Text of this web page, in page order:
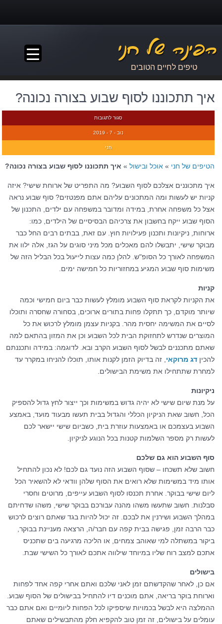
טיפים לחיים הטובים
איך תתכוננו לסוף שבוע בצורה נכונה?
סגור לתגובות
נוב - 7 - 2019
חני
הטיפים של חני » אוכל ובישול » איך תתכוננו לסוף שבוע בצורה נכונה?
איך מתכוננים אצלכם לסוף השבוע? מה התפריט של ארוחת שישי? איזה
קניות יש לעשות ומה המתכונים עליהם אתם מפנטזים? סוף שבוע נראה
אצל כל משפחה אחרת, במידה ומדובר במשפחה עם ילדים, התכנון של
הסוף שבוע ייקח בחשבון את צרכיהם הבסיסיים של הילדים, כמו:
ארוחות, ניקיונות ותכנון פעילויות חוץ. עם זאת, בבתים רבים החל כבר
מבוקר שישי, יתבשלו להם מאכלים מכל מיני סוגים על הגז, אלה ילוו את
המשפחה לאורך כל הסופ"ש. להלן כמה עצות לייעול בכל הבליל הזה של
משימות סוף שבוע המגיע במחזוריות כל חמישה ימים.
קניות
את הקניות לקראת סוף השבוע מומלץ לעשות כבר ביום חמישי וכמה
שיותר מוקדם, כך תתקלו פחות בתורים ארוכים, בסחורה שחסרה ותוכלו
לסיים את המשימה יחסית מהר. בקניות עצמן מומלץ לרכוש את כל
המוצרים שנדרש לתחזוקת הבית לכל השבוע וכן את המזון בהתאם למה
שאתם מתכננים לבשל לסוף השבוע הקרב ובא. לדוגמה: במידה ותכננתם
להכין דג מרוקאי , זה בדיוק הזמן לקנות אותו, תוכלו להניחו במקרר עד
למחרת שתתחילו את משימת הבישולים.
ניקיונות
על מנת שיום שישי לא יהיה גדוש במשימות וכך ייצור לחץ גדול להספיק
הכל, חשוב שאת הניקיון הכללי והגדול בבית תעשו מבעוד מועד, באמצע
השבוע בעצמכם או באמצעות עוזרת בית, כשביום שישי יישאר לכם
לעשות רק מספר השלמות קטנות בכל הנוגע לניקיון.
סוף השבוע הוא גם שלכם
חשוב שלא תשכחו – שסוף השבוע הזה נועד גם לכם! לא נכון להתחיל
אותו מיד במשימות שלא רואים את הסוף שלהן וודאי לא להשאיר הכל
ליום שישי בבוקר. אחרת תכנסו לסוף השבוע עייפים, מרוטים וחסרי
סבלנות. חשוב שתעשו משהו מהנה עבורכם בבוקר שישי, משהו שדחיתם
במהלך השבוע ושירנין את לבכם. זה יכול להיות בגד שאתם רוצים לרכוש
כבר הרבה זמן, פגישה בבית קפה עם חבר/ה, הרצאה מעניינת בבוקר,
ביקור במשתלה למי שאוהב צמחים, או הליכה מרגיעה בים שתכניס
אתכם למצב רוח שליו במיוחד שילווה אתכם לאורך כל השישי שבת.
בישולים
אם כן, לאחר שהקדשתם זמן לאני שלכם ואתם אחרי קפה אחד לפחות
וארוחת בוקר בריאה, אתם מוכנים דיו להתחיל בבישולים של הסוף שבוע.
ההמלצה היא לבשל בכמויות שיספיקו לכל הפחות ליומיים ואם אתם כבר
עומלים על בישולים, זה זמן טוב להקפיא חלק מהתבשילים שאתם